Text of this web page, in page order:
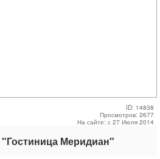
ID: 14838
Просмотров: 2677
На сайте: с 27 Июля 2014
"Гостиница Меридиан"